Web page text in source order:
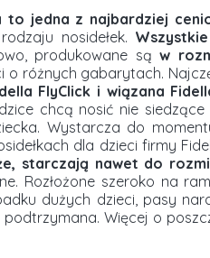
to jedna z najbardziej
nosidełek.
produkowane sąw
o różnych gabarytach.
FlyClick i wiązana
chcą nosić nie siedzące
Wystarcza do
dla dzieci firmy
starczają nawet do
Rozłożone szeroko na
dużych dzieci, pasy
Więcej o